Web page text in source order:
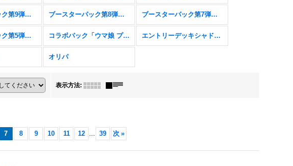
ブースターパック第9弾「光影の二重奏」 ブースターパック第8弾「次元混沌」 ブースターパック第7弾「森羅鋼鉄」
ブースターパック第5弾「永劫なる絶傑」 コラボパック「ウマ娘 プリティーダービー」 エントリーデッキシャドウバースＦ
オリパ
表示方法:
7 8 9 10 11 12 ... 39 次 »